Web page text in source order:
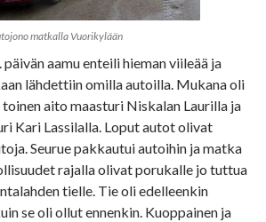
matkalla Vuorikylään
aamu enteili hieman viileää ja
lähdettiin omilla autoilla. Mukana oli
aito maasturi Niskalan Laurilla ja
Kari Lassilalla. Loput autot olivat
Seurue pakkautui autoihin ja matka
rajalla olivat porukalle jo tuttua
tielle. Tie oli edelleenkin
se oli ollut ennenkin. Kuoppainen ja